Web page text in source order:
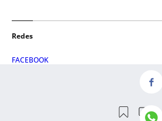
Redes
FACEBOOK